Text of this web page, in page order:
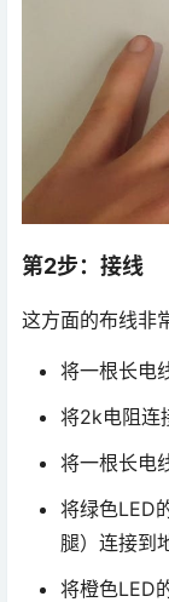
第2步：接线
这方面的布线非
将一根长电
将2k电阻连
将一根长电
将绿色LED
腿）连接到
将橙色LED